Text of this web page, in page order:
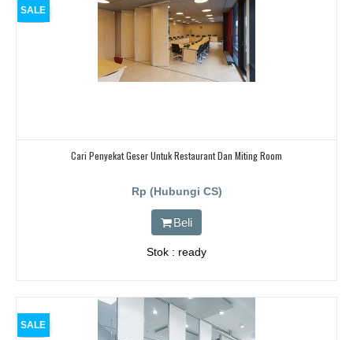
SALE
Cari Penyekat Geser Untuk Restaurant Dan Miting Room
Rp (Hubungi CS)
Beli
Stok : ready
SALE